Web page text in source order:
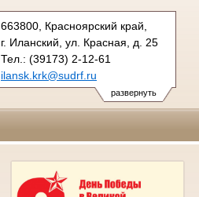
развернуть
663800, Красноярский край,
г. Иланский, ул. Красная, д. 25
Тел.: (39173) 2-12-61
ilansk.krk@sudrf.ru
показать на карте